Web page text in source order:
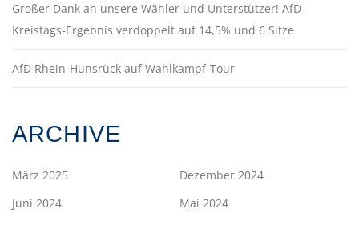
Großer Dank an unsere Wähler und Unterstützer! AfD-
Kreistags-Ergebnis verdoppelt auf 14,5% und 6 Sitze
AfD Rhein-Hunsrück auf Wahlkampf-Tour
ARCHIVE
März 2025
Dezember 2024
Juni 2024
Mai 2024